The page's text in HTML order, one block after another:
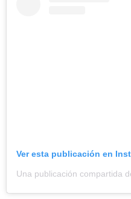
Ver esta publicación en
Una publicación compartida